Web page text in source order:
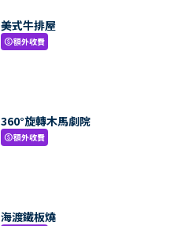
美式牛排屋
paid額外收費
360°旋轉木馬劇院
paid額外收費
海渡鐵板燒